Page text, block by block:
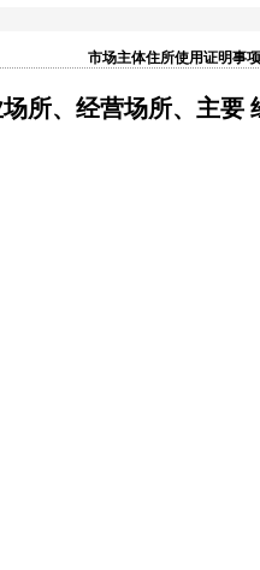
市场主体住所使用证明事
所、经营场所、主要